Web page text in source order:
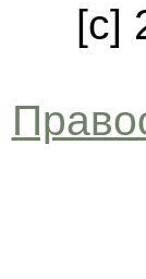
[c]